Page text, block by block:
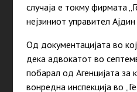
случаја е токму фирмата
нејзиниот управител
Од документацијата во
дека адвокатот во
побарал од Агенцијата за
вонредна инспекција во